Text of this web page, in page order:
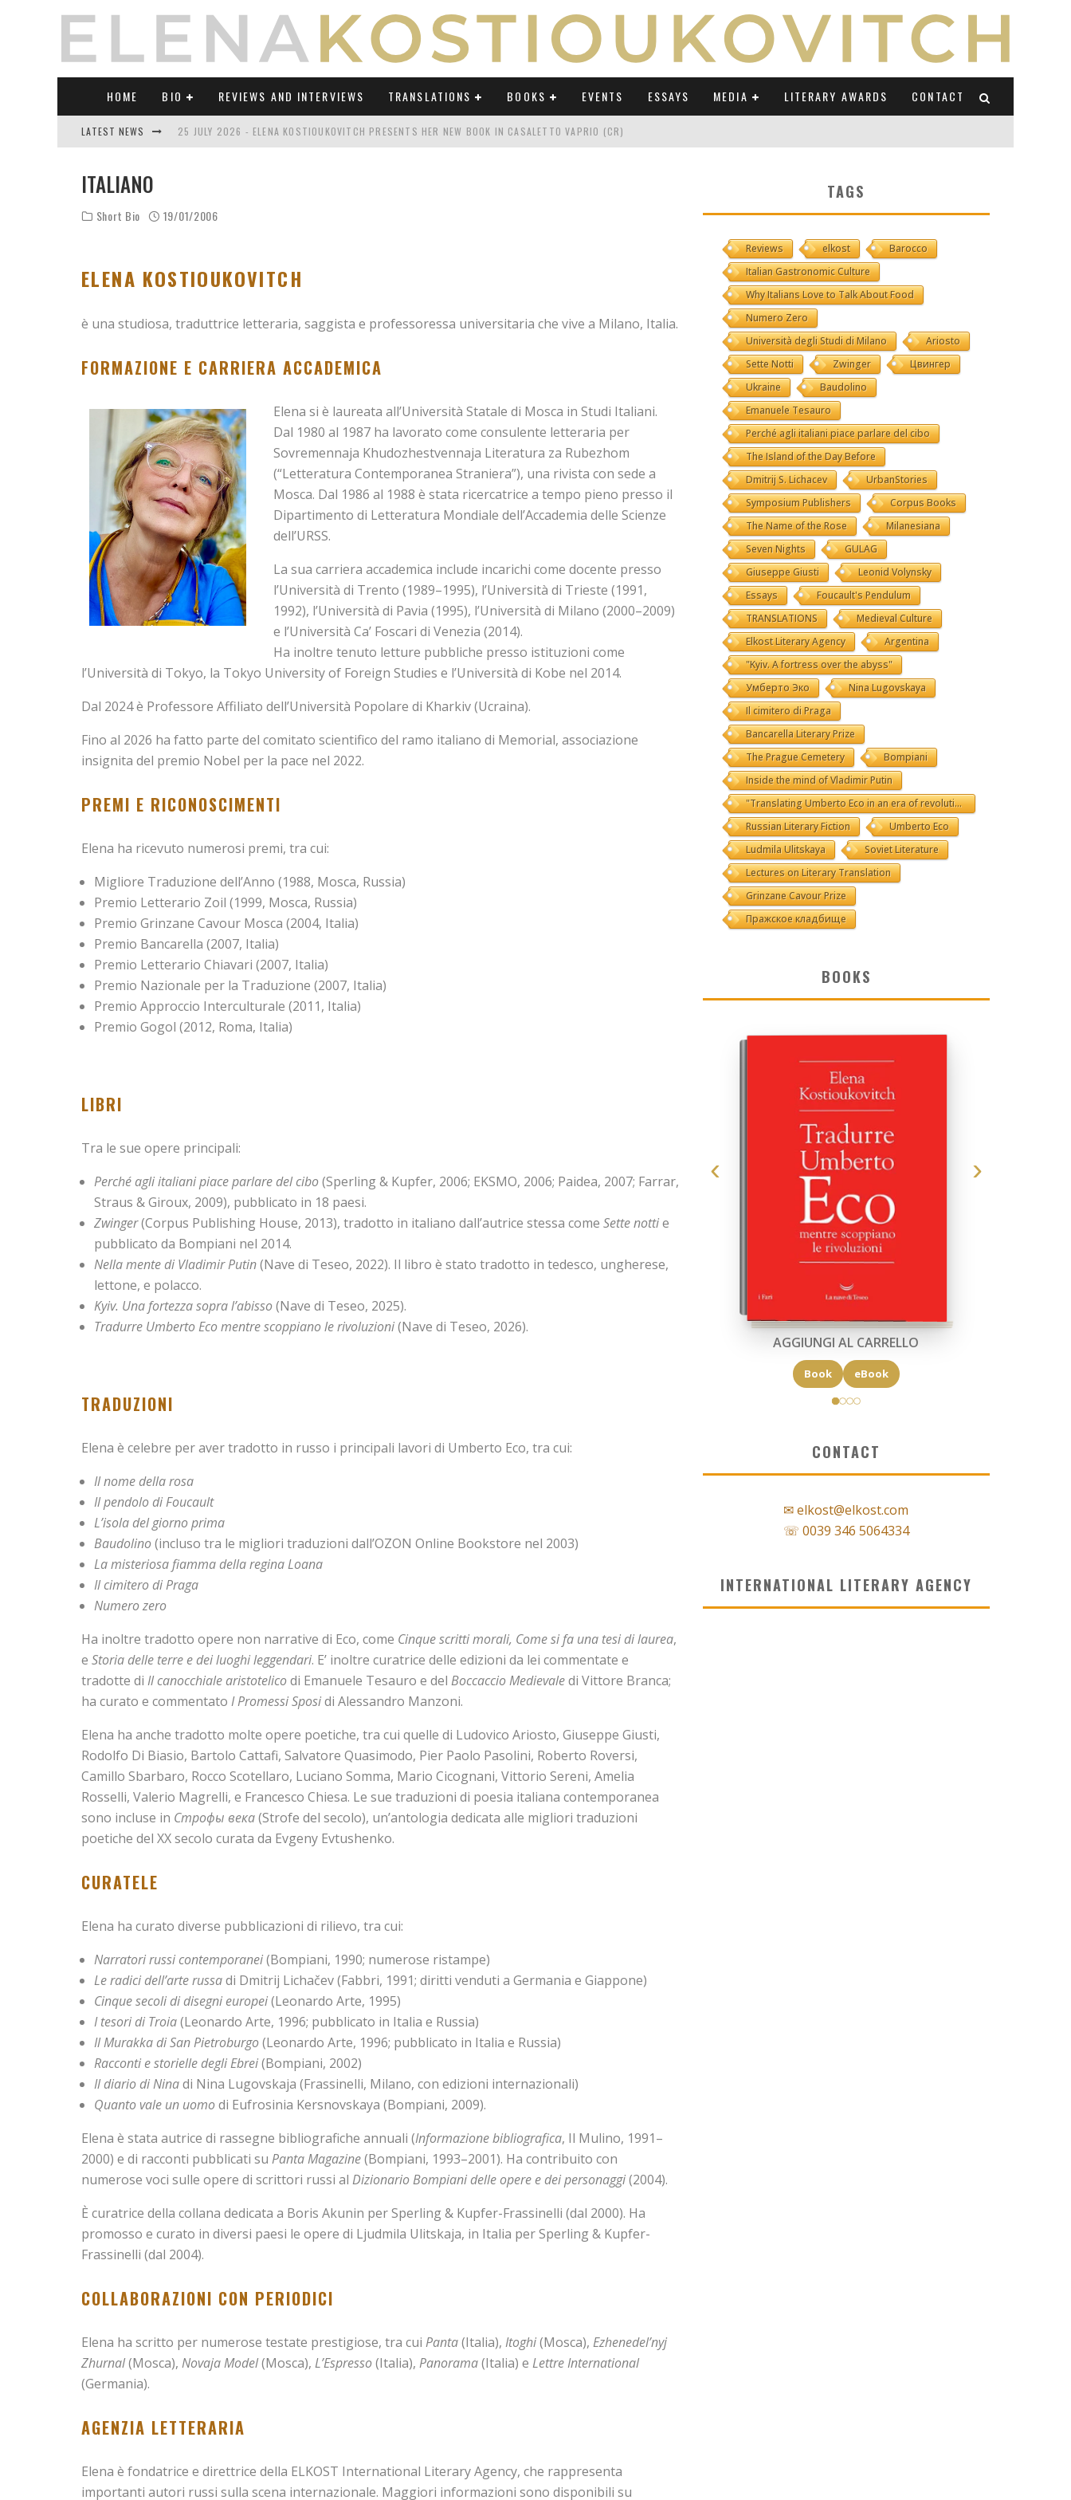
HOME BIO REVIEWS AND INTERVIEWS TRANSLATIONS BOOKS EVENTS ESSAYS MEDIA LITERARY AWARDS CONTACT
LATEST NEWS 25 JULY 2026 - ELENA KOSTIOUKOVITCH PRESENTS HER NEW BOOK IN CASALETTO VAPRIO (CR)
21 JULY 2026 - REVIEW OF "TRANSLATING UMBERTO ECO IN AN ERA OF REVOLUTIONS" ON LAB POLITICHE E CULTURE BY LUIGI GRAVAGNUOLO
21 JUNE 2026 - REVIEW OF "TRANSLATING UMBERTO ECO IN AN ERA OF REVOLUTIONS" ON AVVENIRE BY ELIO CAPPUCCIO
30 JULY 2026 - ELENA KOSTIOUKOVITCH'S PODCAST ABOUT "TRANSLATING UMBERTO ECO IN AN ERA OF REVOLUTIONS" (ON IL POSTO DELLE PAROLE)
ITALIANO
Short Bio 19/01/2006
ELENA KOSTIOUKOVITCH
è una studiosa, traduttrice letteraria, saggista e professoressa universitaria che vive a Milano, Italia.
FORMAZIONE E CARRIERA ACCADEMICA
Elena si è laureata all’Università Statale di Mosca in Studi Italiani.
Dal 1980 al 1987 ha lavorato come consulente letteraria per
Sovremennaja Khudozhestvennaja Literatura za Rubezhom
(“Letteratura Contemporanea Straniera”), una rivista con sede a
Mosca. Dal 1986 al 1988 è stata ricercatrice a tempo pieno presso il
Dipartimento di Letteratura Mondiale dell’Accademia delle Scienze
dell’URSS.
La sua carriera accademica include incarichi come docente presso
l’Università di Trento (1989–1995), l’Università di Trieste (1991,
1992), l’Università di Pavia (1995), l’Università di Milano (2000–2009)
e l’Università Ca’ Foscari di Venezia (2014).
Ha inoltre tenuto letture pubbliche presso istituzioni come
l’Università di Tokyo, la Tokyo University of Foreign Studies e l’Università di Kobe nel 2014.
Dal 2024 è Professore Affiliato dell’Università Popolare di Kharkiv (Ucraina).
Fino al 2026 ha fatto parte del comitato scientifico del ramo italiano di Memorial, associazione
insignita del premio Nobel per la pace nel 2022.
PREMI E RICONOSCIMENTI
Elena ha ricevuto numerosi premi, tra cui:
Migliore Traduzione dell’Anno (1988, Mosca, Russia)
Premio Letterario Zoil (1999, Mosca, Russia)
Premio Grinzane Cavour Mosca (2004, Italia)
Premio Bancarella (2007, Italia)
Premio Letterario Chiavari (2007, Italia)
Premio Nazionale per la Traduzione (2007, Italia)
Premio Approccio Interculturale (2011, Italia)
Premio Gogol (2012, Roma, Italia)
LIBRI
Tra le sue opere principali:
Perché agli italiani piace parlare del cibo(Sperling & Kupfer, 2006; EKSMO, 2006; Paidea, 2007; Farrar,
Straus & Giroux, 2009), pubblicato in 18 paesi.
Zwinger(Corpus Publishing House, 2013), tradotto in italiano dall’autrice stessa come Sette nottie
pubblicato da Bompiani nel 2014.
Nella mente di Vladimir Putin(Nave di Teseo, 2022). Il libro è stato tradotto in tedesco, ungherese,
lettone, e polacco.
Kyiv. Una fortezza sopra l’abisso(Nave di Teseo, 2025).
Tradurre Umberto Eco mentre scoppiano le rivoluzioni(Nave di Teseo, 2026).
TRADUZIONI
Elena è celebre per aver tradotto in russo i principali lavori di Umberto Eco, tra cui:
Il nome della rosa
Il pendolo di Foucault
L’isola del giorno prima
Baudolino(incluso tra le migliori traduzioni dall’OZON Online Bookstore nel 2003)
La misteriosa fiamma della regina Loana
Il cimitero di Praga
Numero zero
Ha inoltre tradotto opere non narrative di Eco, come Cinque scritti morali, Come si fa una tesi di laurea,
e Storia delle terre e dei luoghi leggendari. E’ inoltre curatrice delle edizioni da lei commentate e
tradotte di Il canocchiale aristotelicodi Emanuele Tesauro e del Boccaccio Medievaledi Vittore Branca;
ha curato e commentato I Promessi Sposidi Alessandro Manzoni.
Elena ha anche tradotto molte opere poetiche, tra cui quelle di Ludovico Ariosto, Giuseppe Giusti,
Rodolfo Di Biasio, Bartolo Cattafi, Salvatore Quasimodo, Pier Paolo Pasolini, Roberto Roversi,
Camillo Sbarbaro, Rocco Scotellaro, Luciano Somma, Mario Cicognani, Vittorio Sereni, Amelia
Rosselli, Valerio Magrelli, e Francesco Chiesa. Le sue traduzioni di poesia italiana contemporanea
sono incluse in Строфы века(Strofe del secolo), un’antologia dedicata alle migliori traduzioni
poetiche del XX secolo curata da Evgeny Evtushenko.
CURATELE
Elena ha curato diverse pubblicazioni di rilievo, tra cui:
Narratori russi contemporanei(Bompiani, 1990; numerose ristampe)
Le radici dell’arte russadi Dmitrij Lichačev (Fabbri, 1991; diritti venduti a Germania e Giappone)
Cinque secoli di disegni europei(Leonardo Arte, 1995)
I tesori di Troia(Leonardo Arte, 1996; pubblicato in Italia e Russia)
Il Murakka di San Pietroburgo(Leonardo Arte, 1996; pubblicato in Italia e Russia)
Racconti e storielle degli Ebrei(Bompiani, 2002)
Il diario di Ninadi Nina Lugovskaja (Frassinelli, Milano, con edizioni internazionali)
Quanto vale un uomodi Eufrosinia Kersnovskaya (Bompiani, 2009).
Elena è stata autrice di rassegne bibliografiche annuali (Informazione bibliografica, Il Mulino, 1991–
2000) e di racconti pubblicati su Panta Magazine(Bompiani, 1993–2001). Ha contribuito con
numerose voci sulle opere di scrittori russi al Dizionario Bompiani delle opere e dei personaggi(2004).
È curatrice della collana dedicata a Boris Akunin per Sperling & Kupfer-Frassinelli (dal 2000). Ha
promosso e curato in diversi paesi le opere di Ljudmila Ulitskaja, in Italia per Sperling & Kupfer-
Frassinelli (dal 2004).
COLLABORAZIONI CON PERIODICI
Elena ha scritto per numerose testate prestigiose, tra cui Panta(Italia), Itoghi(Mosca), Ezhenedel’nyj
Zhurnal(Mosca), Novaja Model(Mosca), L’Espresso(Italia), Panorama(Italia) e Lettre International
(Germania).
AGENZIA LETTERARIA
Elena è fondatrice e direttrice della ELKOST International Literary Agency, che rappresenta
importanti autori russi sulla scena internazionale. Maggiori informazioni sono disponibili su
TAGS
Reviews elkost
Barocco
Italian Gastronomic Culture
Why Italians Love to Talk About Food
Numero Zero
Università degli Studi di Milano
Ariosto
Sette Notti
Zwinger
Цвингер
Ukraine
Baudolino
Emanuele Tesauro
Perché agli italiani piace parlare del cibo
The Island of the Day Before
Dmitrij S. Lichacev
UrbanStories
Symposium Publishers
Corpus Books
The Name of the Rose
Milanesiana
Seven Nights
GULAG
Giuseppe Giusti
Leonid Volynsky
Essays
Foucault's Pendulum
TRANSLATIONS
Medieval Culture
Elkost Literary Agency
Argentina
"Kyiv. A fortress over the abyss"
Умберто Эко
Nina Lugovskaya
Il cimitero di Praga
Bancarella Literary Prize
The Prague Cemetery
Bompiani
Inside the mind of Vladimir Putin
"Translating Umberto Eco in an era of revolutions"
Russian Literary Fiction
Umberto Eco
Ludmila Ulitskaya
Soviet Literature
Lectures on Literary Translation
Grinzane Cavour Prize
Пражское кладбище
BOOKS
AGGIUNGI AL CARRELLO
Book eBook
CONTACT
✉ elkost@elkost.com
☏ 0039 346 5064334
INTERNATIONAL LITERARY AGENCY